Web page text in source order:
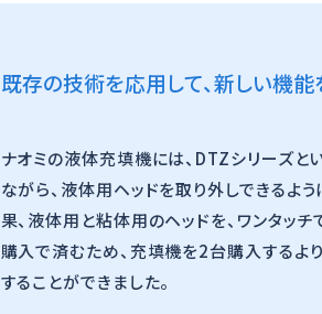
既存の技術を応用して、新しい機能
ナオミの液体充填機には、DTZシリーズと
ながら、液体用ヘッドを取り外しできるよ
果、液体用と粘体用のヘッドを、ワンタッ
購入で済むため、充填機を2台購入するよ
することができました。